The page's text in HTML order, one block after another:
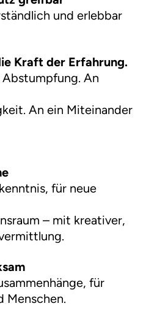
und erlebbar
Kraft der Erfahrung.
An
An ein Miteinander
für neue
– mit kreativer,
für
Menschen.